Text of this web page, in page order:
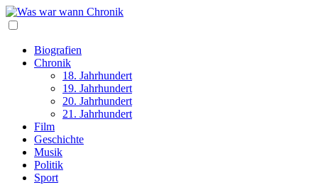
Biografien
Chronik
18. Jahrhundert
19. Jahrhundert
20. Jahrhundert
21. Jahrhundert
Film
Geschichte
Musik
Politik
Sport